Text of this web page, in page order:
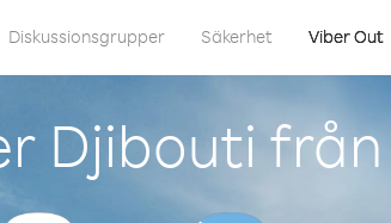
Diskussionsgrupper Säkerhet Viber Out
Djibouti